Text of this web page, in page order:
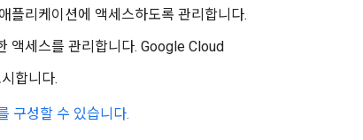
플리케이션에 액세스하도록 관리합니다.
액세스를 관리합니다. Google Cloud
합니다.
구성할 수 있습니다.